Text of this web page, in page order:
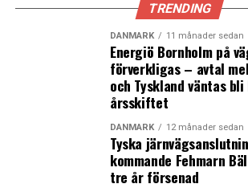
Fortsatta diskussioner om
delen av Öresunddirekt
Helsingborgs största
TRENDING
DANMARK 11 månader sedan
Energiö Bornholm på
förverkligas – avtal
och Tyskland väntas
årsskiftet
DANMARK 12 månader sedan
Tyska
kommande Fehmarn
tre år försenad